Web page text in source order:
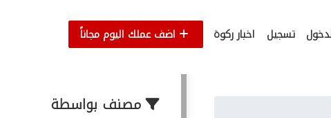
تسجيل اخبار ركوة اضف عملك اليوم مجاناً
مصنف بواسطة